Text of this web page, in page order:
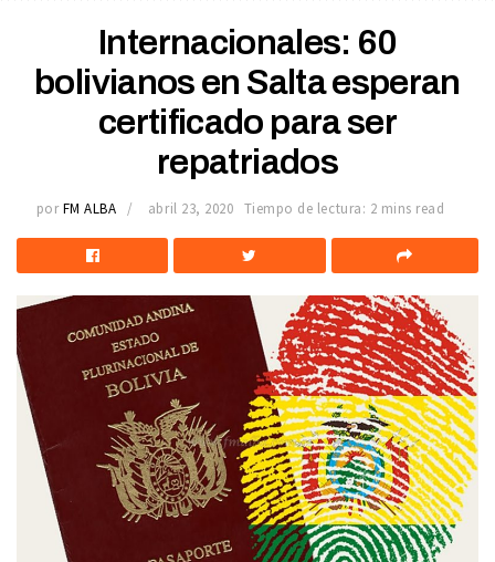
Internacionales: 60
bolivianos en Salta esperan
certificado para ser
repatriados
por FM ALBA abril 23, 2020 Tiempo de lectura: 2 mins read